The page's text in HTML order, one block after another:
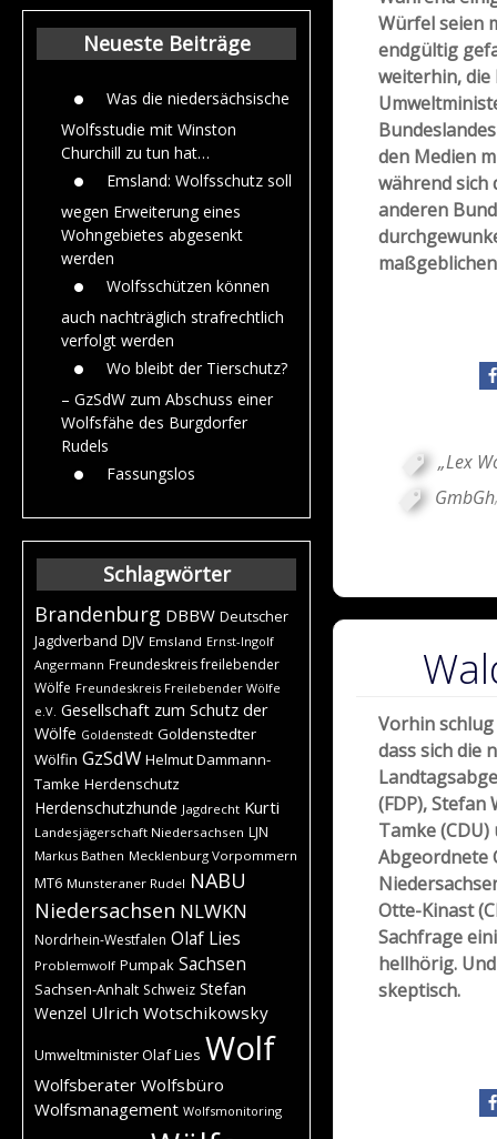
Beiträge aus dem
Jahr 2015
Neueste Beiträge
Was die niedersächsische
Wolfsstudie mit Winston
Churchill zu tun hat…
Emsland: Wolfsschutz soll
wegen Erweiterung eines
Wohngebietes abgesenkt
werden
Wolfsschützen können
auch nachträglich strafrechtlich
verfolgt werden
Wo bleibt der Tierschutz?
– GzSdW zum Abschuss einer
Wolfsfähe des Burgdorfer
Rudels
Fassungslos
Schlagwörter
Brandenburg DBBW Deutscher
Jagdverband DJV Emsland Ernst-Ingolf
Angermann Freundeskreis freilebender
Wölfe Freundeskreis Freilebender Wölfe
e.V. Gesellschaft zum Schutz der
Wölfe Goldenstedt Goldenstedter
Wölfin GzSdW Helmut Dammann-
Tamke Herdenschutz
Herdenschutzhunde Jagdrecht Kurti
Landesjägerschaft Niedersachsen LJN
Markus Bathen Mecklenburg Vorpommern
MT6 Munsteraner Rudel NABU
Niedersachsen NLWKN
Nordrhein-Westfalen Olaf Lies
Problemwolf Pumpak Sachsen
Sachsen-Anhalt Schweiz Stefan
Wenzel Ulrich Wotschikowsky
Umweltminister Olaf Lies Wolf
Wolfsberater Wolfsbüro
Wolfsmanagement Wolfsmonitoring
Würfel seien
endgültig
weiterhin,
den Medien
während sich
anderen
„Lex
GmbGh,
Vorhin
dass sich die
(FDP), Stefan
Tamke
Abgeordnete
Otte-Kinast
Sachfrage
hellhörig.
skeptisch.